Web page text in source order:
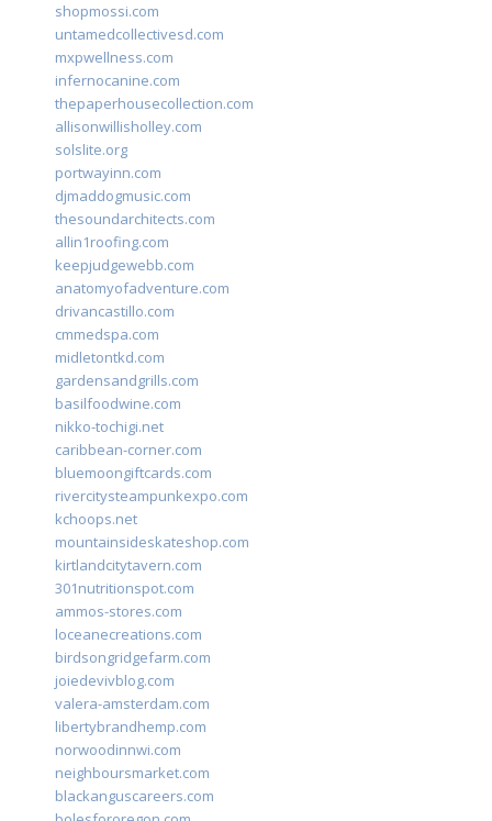
shopmossi.com
untamedcollectivesd.com
mxpwellness.com
infernocanine.com
thepaperhousecollection.com
allisonwillisholley.com
solslite.org
portwayinn.com
djmaddogmusic.com
thesoundarchitects.com
allin1roofing.com
keepjudgewebb.com
anatomyofadventure.com
drivancastillo.com
cmmedspa.com
midletontkd.com
gardensandgrills.com
basilfoodwine.com
nikko-tochigi.net
caribbean-corner.com
bluemoongiftcards.com
rivercitysteampunkexpo.com
kchoops.net
mountainsideskateshop.com
kirtlandcitytavern.com
301nutritionspot.com
ammos-stores.com
loceanecreations.com
birdsongridgefarm.com
joiedevivblog.com
valera-amsterdam.com
libertybrandhemp.com
norwoodinnwi.com
neighboursmarket.com
blackanguscareers.com